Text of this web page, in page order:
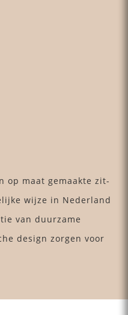
op maat gemaakte zit-
wijze in Nederland
van duurzame
design zorgen voor